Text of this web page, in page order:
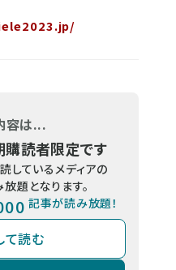
容は...
購読者限定です
しているメディアの
題となります。
記事が読み放題！
て読む